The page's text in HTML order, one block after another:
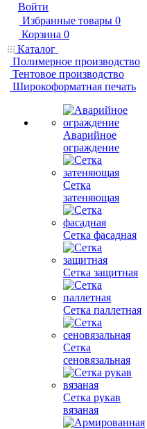
Войти
Избранные товары 0
Корзина 0
Каталог
Полимерное производство
Тентовое производство
Широкоформатная печать
Аварийное
ограждение
Сетка
затеняющая
Сетка фасадная
Сетка защитная
Сетка паллетная
Сетка
сеновязальная
Сетка рукав
вязаная